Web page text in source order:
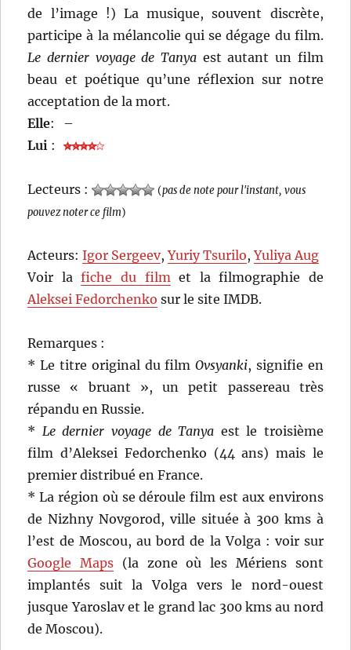
de l’image !) La musique, souvent discrète,
participe à la mélancolie qui se dégage du film.
Le dernier voyage de Tanya est autant un film
beau et poétique qu’une réflexion sur notre
acceptation de la mort.
Elle:
–
Lui :
Lecteurs : (pas de note pour l'instant, vous
pouvez noter ce film)
Acteurs:Igor Sergeev,Yuriy Tsurilo,Yuliya Aug
Voir lafiche du film et la filmographie de
Aleksei Fedorchenko sur le site IMDB.
Remarques :
* Le titre original du filmOvsyanki, signifie en
russe « bruant », un petit passereau très
répandu en Russie.
* Le dernier voyage de Tanya est le troisième
film d’Aleksei Fedorchenko (44 ans) mais le
premier distribué en France.
* La région où se déroule film est aux environs
de Nizhny Novgorod, ville située à 300 kms à
l’est de Moscou, au bord de la Volga : voir sur
Google Maps (la zone où les Mériens sont
implantés suit la Volga vers le nord-ouest
jusque Yaroslav et le grand lac 300 kms au nord
de Moscou).